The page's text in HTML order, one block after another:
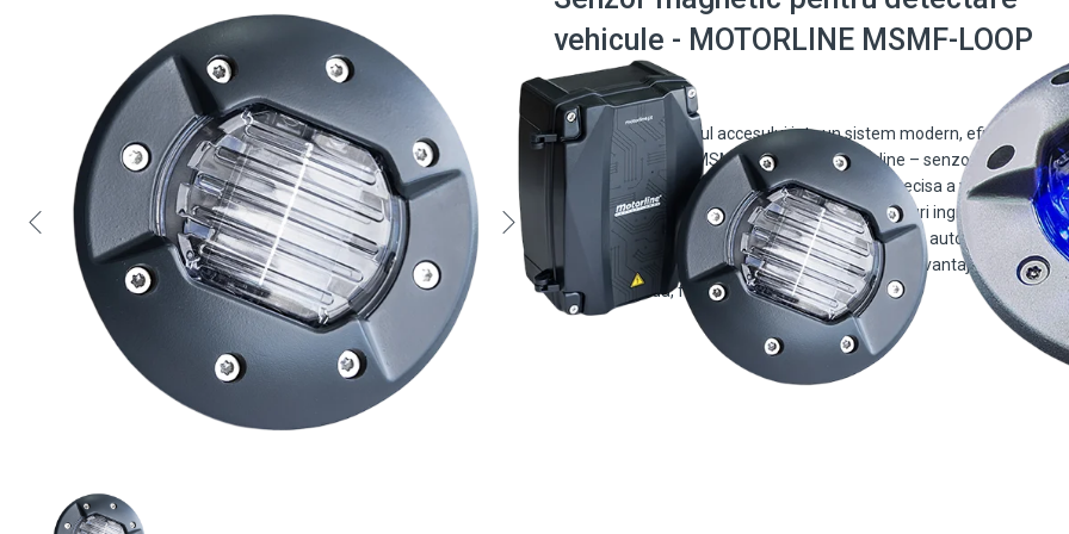
vehicule - MOTORLINE MSMF-LOOP
Transforma controlul accesului intr-un sistem modern, eficient si
usor de instalat cu MSMF-LOOP de la Motorline – senzorul
magnetic wireless conceput pentru detectia precisa a vehiculelor.
Fara sa fie nevoie de lucrari complicate sau cabluri ingropate,
MSMF-Loop ofera o solutie rapida si fiabila pentru automatizarea
portilor, barierelor si acceselor auto. Principalele avantaje:
Instalare rapida, fara […]